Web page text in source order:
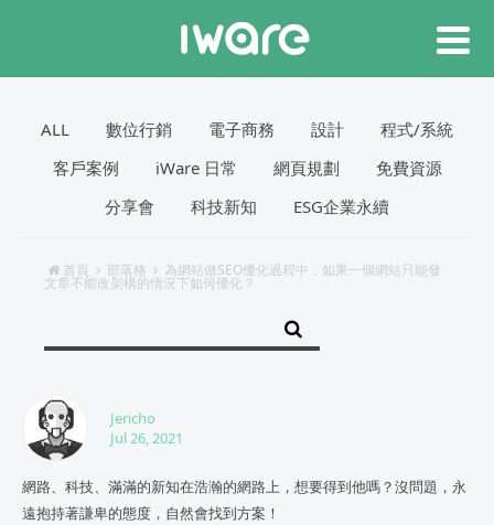
ALL 數位行銷 電子商務 設計
程式/系統
客戶案例
iWare 日常 網頁規劃
免費資源
分享會
科技新知 ESG企業永續
首頁 部落格 為網站做SEO優化過程中，如果一個網站只能發
文章不能改架構的情況下如何優化？
Jericho
Jul 26, 2021
網路、科技、滿滿的新知在浩瀚的網路上，想要得到他嗎？沒問題，永
遠抱持著謙卑的態度，自然會找到方案！